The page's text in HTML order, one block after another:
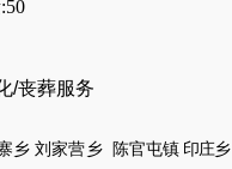
/丧葬服务
乡 刘家营乡 陈官屯镇 印庄乡